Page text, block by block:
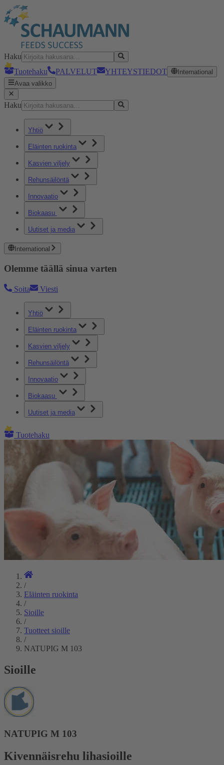
Haku
Tuotehaku
PALVELUT YHTEYSTIEDOT
International
Avaa valikko
Haku
Yhtiö
Eläinten ruokinta
Kasvien viljely
Rehunsäilöntä
Innovaatio
Biokaasu
Uutiset ja media
International
Olemme täällä sinua varten
Soita Viesti
Yhtiö
Eläinten ruokinta
Kasvien viljely
Rehunsäilöntä
Innovaatio
Biokaasu
Uutiset ja media
Tuotehaku
/
Eläinten ruokinta
/
Sioille
/
Tuotteet sioille
/
NATUPIG M 103
Sioille
NATUPIG M 103
Kivennäisrehu lihasioille